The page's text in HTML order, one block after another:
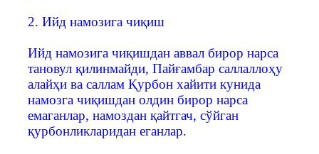
2. Ийд намозига чиқиш
Ийд намозига чиқишдан аввал бирор нарса
тановул қилинмайди, Пайғамбар саллаллоҳу
алайҳи ва саллам Қурбон хайити кунида
намозга чиқишдан олдин бирор нарса
емаганлар, намоздан қайтгач, сўйган
қурбонликларидан еганлар.